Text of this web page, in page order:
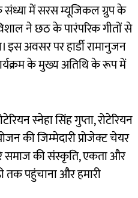
संध्या में सरस म्यूजिकल ग्रुप के
ने छठ के पारंपरिक गीतों से
अवसर पर हार्डी रामानुजन
के मुख्य अतिथि के रूप में
स्नेहा सिंह गुप्ता, रोटेरियन
की जिम्मेदारी प्रोजेक्ट चेयर
समाज की संस्कृति, एकता और
तक पहुंचाना और हमारी